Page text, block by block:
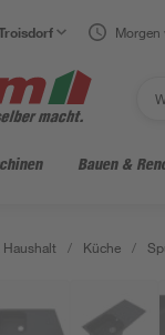
Morgen
Bauen &
Haushalt / Küche /